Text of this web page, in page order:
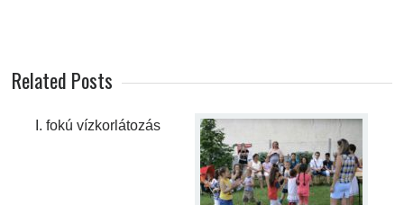
Related Posts
I. fokú vízkorlátozás